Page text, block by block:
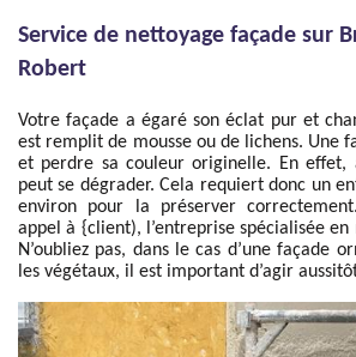
Service de nettoyage façade sur
Robert
Votre façade a égaré son éclat pur et
est remplit de mousse ou de lichens. Une
et perdre sa couleur originelle. En
peut se dégrader. Cela requiert donc un
environ pour la préserver
appel à {client), l’entreprise spécialisée
N’oubliez pas, dans le cas d’une façade
les végétaux, il est important d’agir